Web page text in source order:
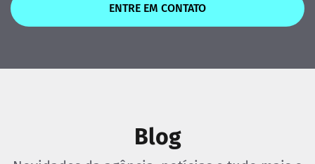
ENTRE EM CONTATO
Blog